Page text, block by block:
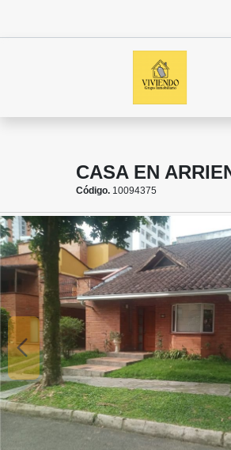
CASA EN
Código. 10094375